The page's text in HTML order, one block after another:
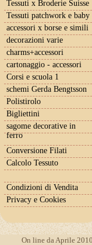
Tessuti x Broderie Suisse
Tessuti patchwork e baby
accessori x borse e simili
decorazioni varie
charms+accessori
cartonaggio - accessori
Corsi e scuola 1
schemi Gerda Bengtsson
Polistirolo
Bigliettini
sagome decorative in
ferro
Conversione Filati
Calcolo Tessuto
Condizioni di Vendita
Privacy e Cookies
On line da Aprile